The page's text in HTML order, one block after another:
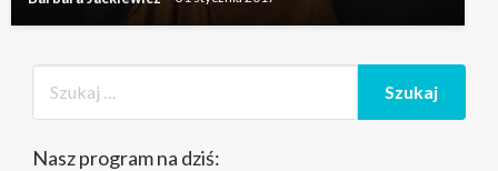
Nasz program na dziś: